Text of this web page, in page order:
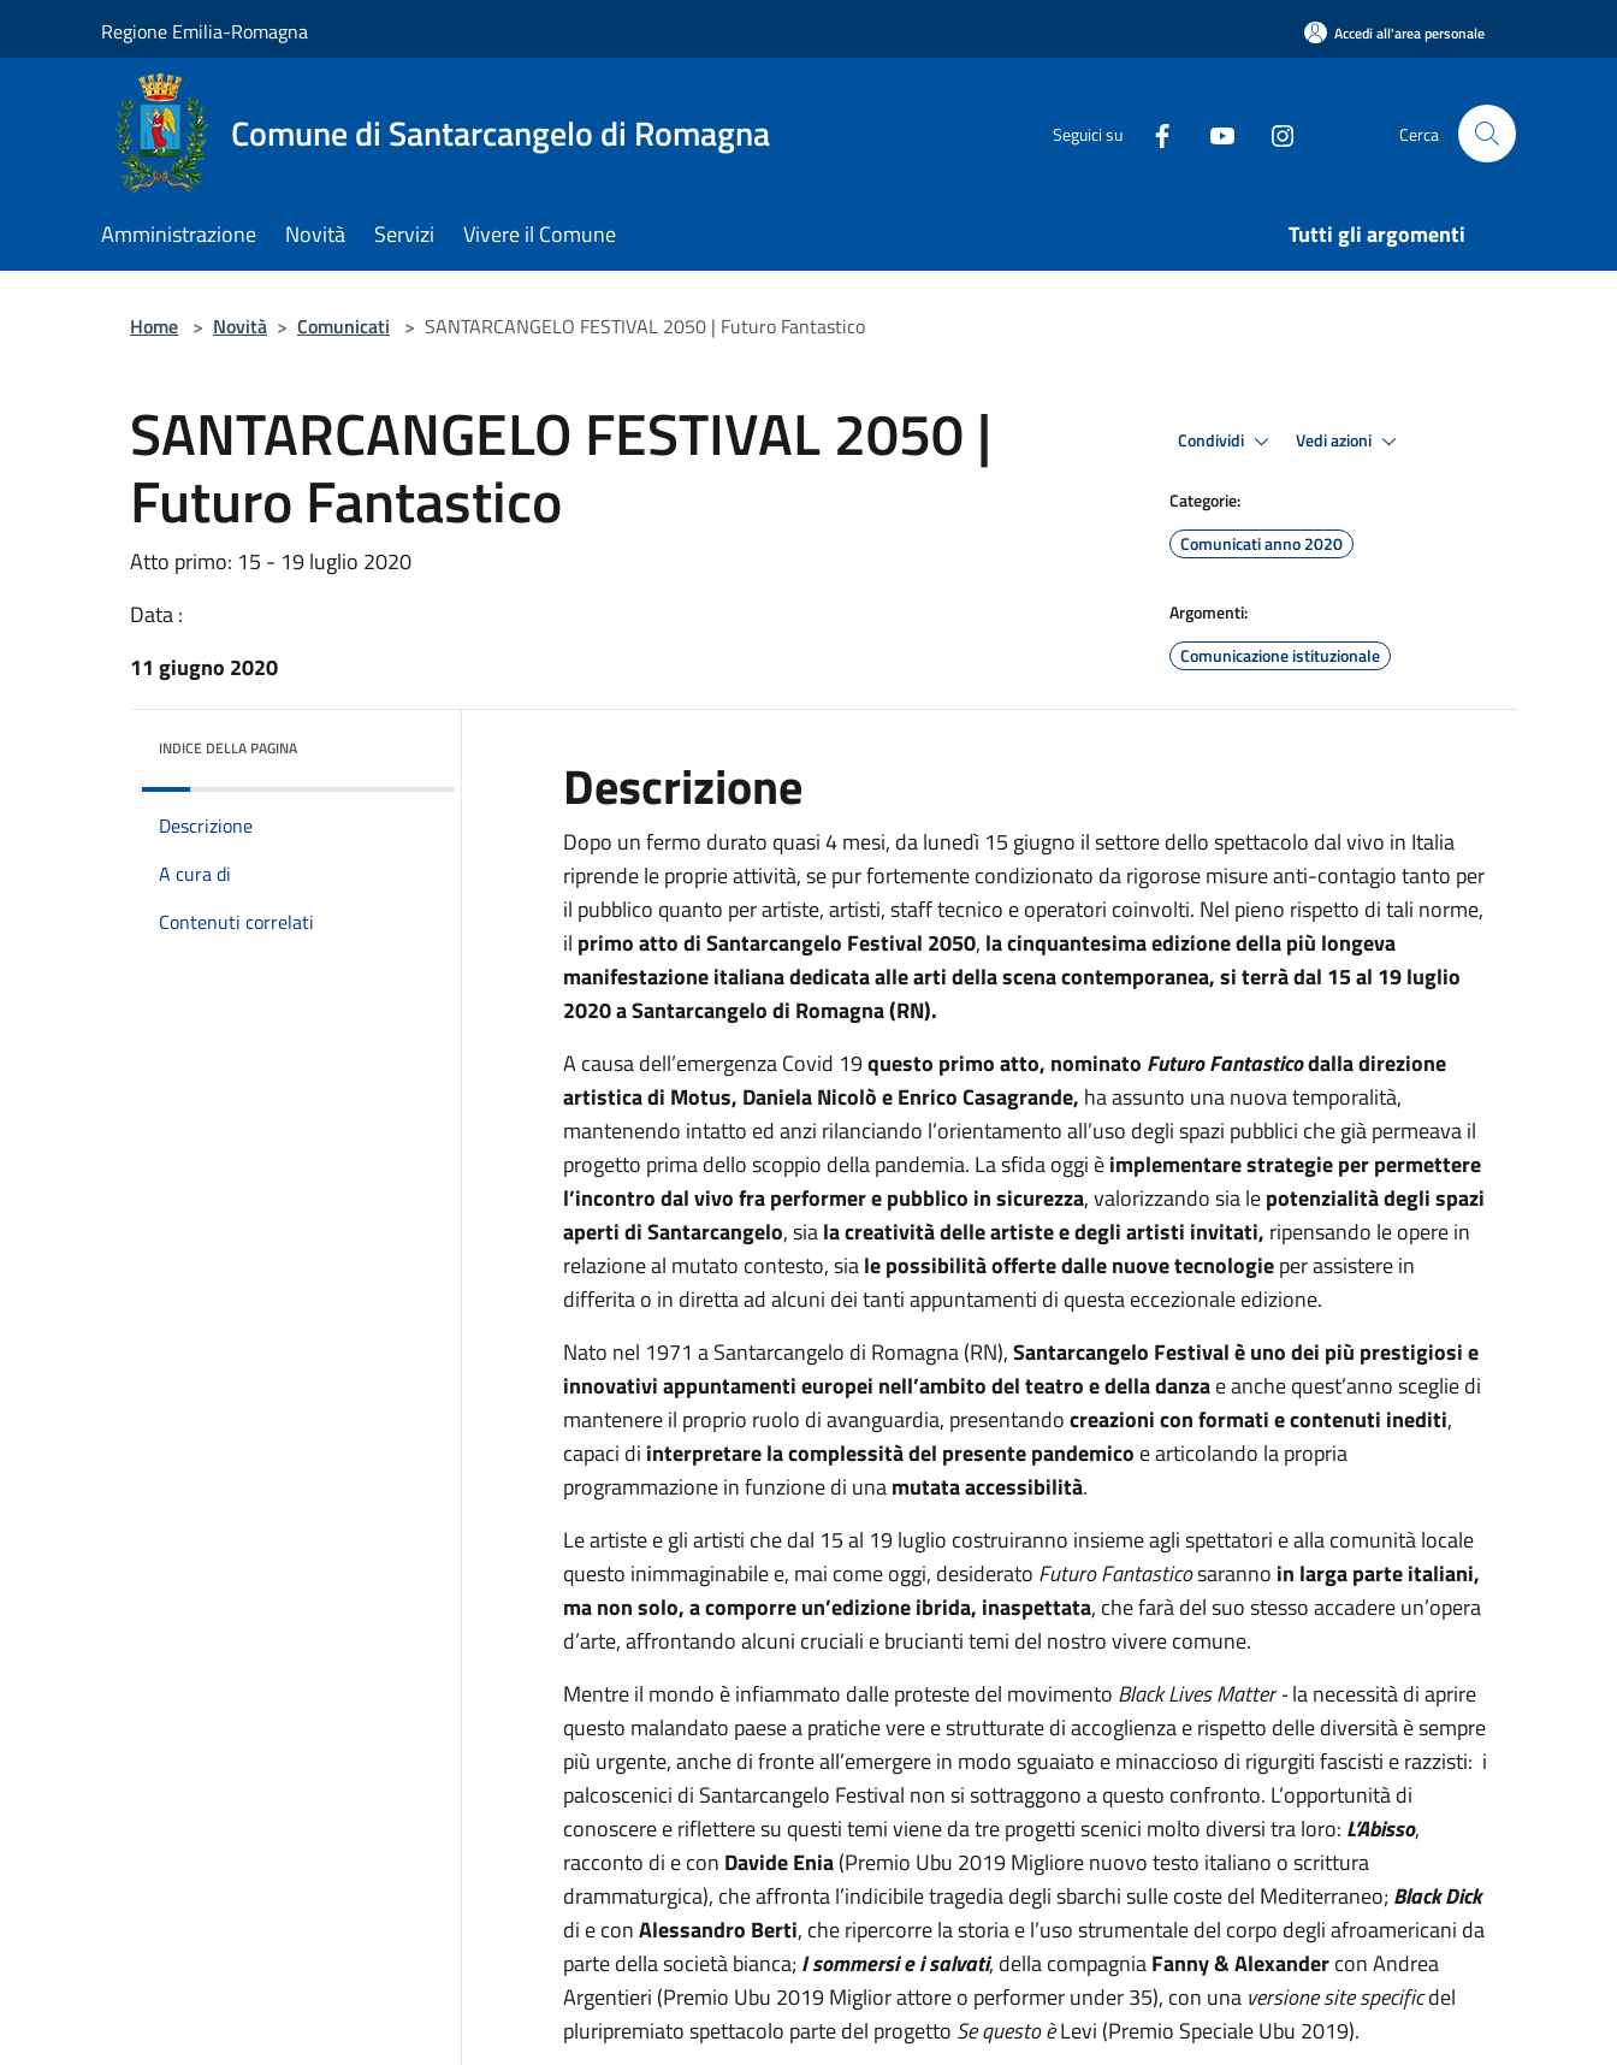
Regione Emilia-Romagna Accedi all'area personale
Comune di Santarcangelo di Romagna Seguici su Cerca
Amministrazione Novità Servizi Vivere il Comune Tutti gli argomenti
Home > Novità > Comunicati > SANTARCANGELO FESTIVAL 2050 | Futuro Fantastico
SANTARCANGELO FESTIVAL 2050 |
Futuro Fantastico
Atto primo: 15 - 19 luglio 2020
Data :
11 giugno 2020
Condividi Vedi azioni
Categorie:
Comunicati anno 2020
Argomenti:
Comunicazione istituzionale
INDICE DELLA PAGINA
Descrizione
A cura di
Contenuti correlati
Descrizione
Dopo un fermo durato quasi 4 mesi, da lunedì 15 giugno il settore dello spettacolo dal vivo in Italia
riprende le proprie attività, se pur fortemente condizionato da rigorose misure anti-contagio tanto per
il pubblico quanto per artiste, artisti, staff tecnico e operatori coinvolti. Nel pieno rispetto di tali norme,
il primo atto di Santarcangelo Festival 2050, la cinquantesima edizione dellapiù longeva
manifestazione italiana dedicata alle arti della scena contemporanea, si terrà dal 15 al 19 luglio
2020 a Santarcangelo di Romagna (RN).
A causa dell’emergenza Covid 19questo primo atto, nominato Futuro Fantasticodalla direzione
artistica di Motus, Daniela Nicolò e Enrico Casagrande, ha assunto una nuova temporalità,
mantenendo intatto ed anzi rilanciando l’orientamento all’uso degli spazi pubblici che già permeava il
progetto prima dello scoppio della pandemia. La sfida oggi èimplementare strategie per permettere
l’incontro dal vivo fra performer e pubblico in sicurezza, valorizzando sia lepotenzialità degli spazi
aperti di Santarcangelo, siala creatività delle artiste e degli artisti invitati, ripensando le opere in
relazione al mutato contesto, siale possibilità offerte dalle nuove tecnologieper assistere in
differita o in diretta ad alcuni dei tanti appuntamenti di questa eccezionale edizione.
Nato nel 1971 a Santarcangelo di Romagna (RN),Santarcangelo Festival èuno dei più prestigiosi e
innovativi appuntamenti europei nell’ambito del teatro e della danzae anche quest’anno sceglie di
mantenere il proprio ruolo di avanguardia, presentandocreazioni con formati e contenuti inediti,
capaci di interpretare la complessità del presente pandemico e articolando la propria
programmazione in funzione di unamutataaccessibilità.
Le artiste e gli artisti che dal 15 al 19 luglio costruiranno insieme agli spettatori e alla comunità locale
questo inimmaginabile e, mai come oggi, desiderato Futuro Fantasticosaranno in larga parte italiani,
ma non solo, a comporre un’edizione ibrida, inaspettata, che farà del suo stesso accadere un’opera
d’arte, affrontando alcuni cruciali e brucianti temi del nostro vivere comune.
Mentre il mondo è infiammato dalle proteste del movimento Black Lives Matter -la necessità di aprire
questo malandato paese a pratiche vere e strutturate di accoglienza e rispetto delle diversità è sempre
più urgente, anche di fronte all’emergere in modo sguaiato e minaccioso di rigurgiti fascisti e razzisti: i
palcoscenici di Santarcangelo Festival non si sottraggono a questo confronto. L’opportunità di
conoscere e riflettere su questi temi viene da tre progetti scenici molto diversi tra loro: L’Abisso,
racconto di e con Davide Enia(Premio Ubu 2019 Migliore nuovo testo italiano o scrittura
drammaturgica), che affronta l’indicibile tragedia degli sbarchi sulle coste del Mediterraneo; Black Dick
di e conAlessandro Berti, che ripercorre la storia e l’uso strumentale del corpo degli afroamericani da
parte della società bianca; I sommersi e i salvati, della compagniaFanny & Alexandercon Andrea
Argentieri (Premio Ubu 2019 Miglior attore o performer under 35), con una versione site specificdel
pluripremiato spettacolo parte del progetto Se questo èLevi (Premio Speciale Ubu 2019).